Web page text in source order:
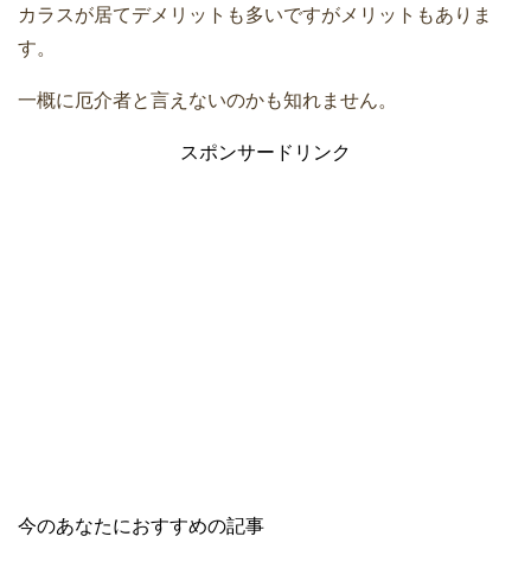
カラスが居てデメリットも多いですがメリットもありま
す。
一概に厄介者と言えないのかも知れません。
スポンサードリンク
今のあなたにおすすめの記事